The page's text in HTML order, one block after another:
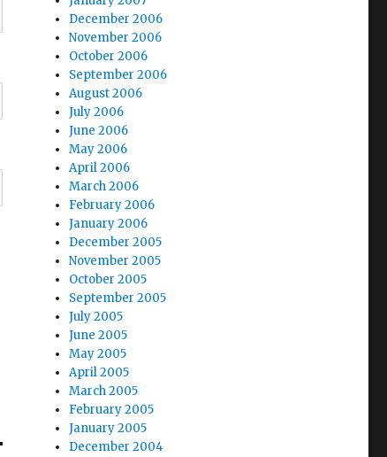
December 2006
November 2006
October 2006
September 2006
August 2006
July 2006
June 2006
May 2006
April 2006
March 2006
February 2006
January 2006
December 2005
November 2005
October 2005
September 2005
July 2005
June 2005
May 2005
April 2005
March 2005
February 2005
January 2005
December 2004